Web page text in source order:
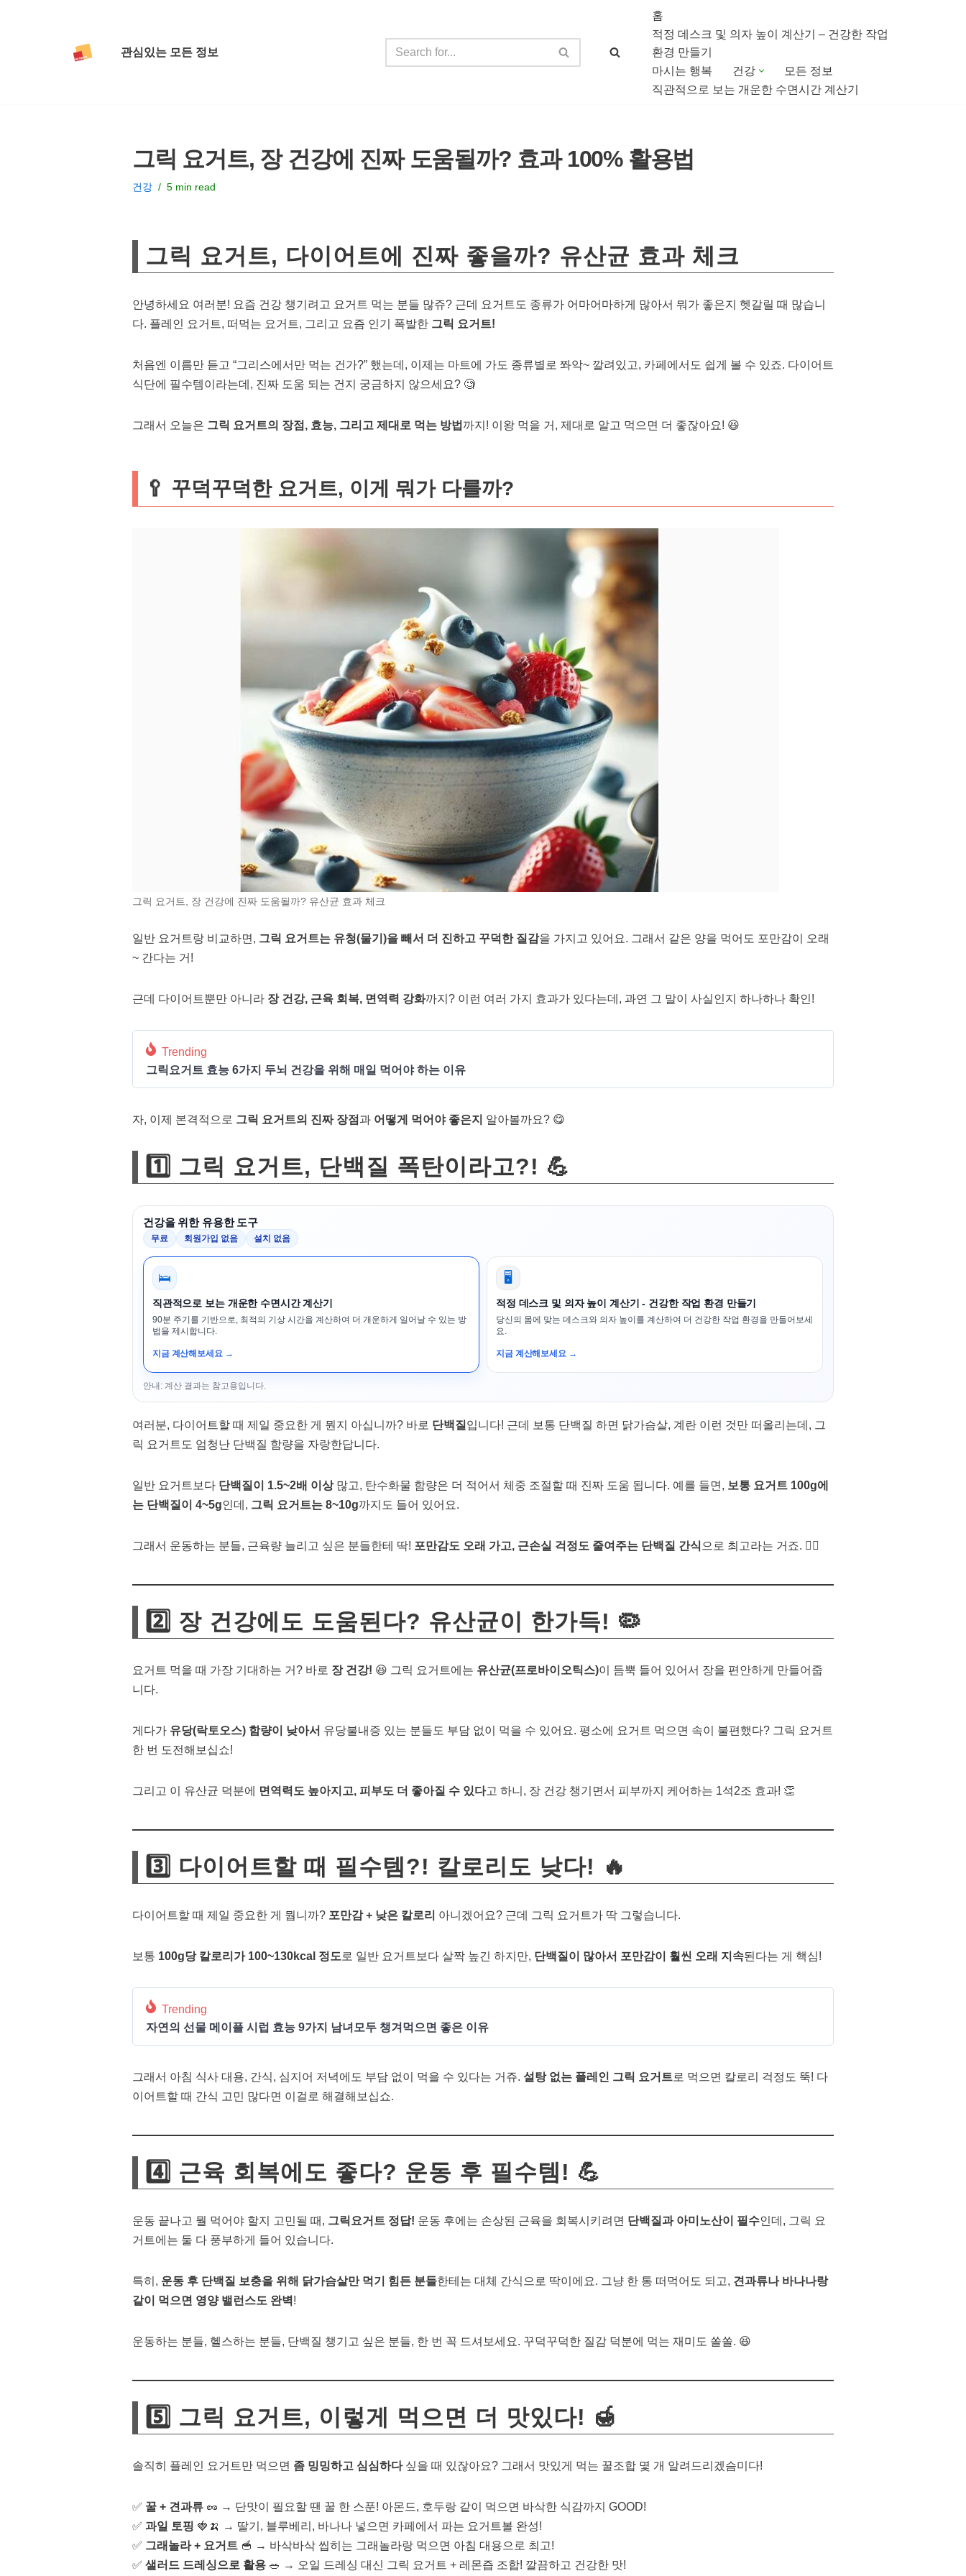
관심있는 모든 정보
홈
적정 데스크 및 의자 높이 계산기 – 건강한 작업
환경 만들기
마시는 행복
건강
모든 정보
직관적으로 보는 개운한 수면시간 계산기
그릭 요거트, 장 건강에 진짜 도움될까? 효과 100% 활용법
건강 5 min read
그릭 요거트, 다이어트에 진짜 좋을까? 유산균 효과 체크
안녕하세요 여러분! 요즘 건강 챙기려고 요거트 먹는 분들 많쥬? 근데 요거트도 종류가 어마어마하게 많아서 뭐가 좋은지 헷갈릴 때 많습니
다. 플레인 요거트, 떠먹는 요거트, 그리고 요즘 인기 폭발한 그릭 요거트!
처음엔 이름만 듣고 “그리스에서만 먹는 건가?” 했는데, 이제는 마트에 가도 종류별로 쫘악~ 깔려있고, 카페에서도 쉽게 볼 수 있죠. 다이어트
식단에 필수템이라는데, 진짜 도움 되는 건지 궁금하지 않으세요? 🧐
그래서 오늘은 그릭 요거트의 장점, 효능, 그리고 제대로 먹는 방법 까지! 이왕 먹을 거, 제대로 알고 먹으면 더 좋잖아요! 😆
🥄 꾸덕꾸덕한 요거트, 이게 뭐가 다를까?
그릭 요거트, 장 건강에 진짜 도움될까? 유산균 효과 체크
일반 요거트랑 비교하면, 그릭 요거트는 유청(물기)을 빼서 더 진하고 꾸덕한 질감을 가지고 있어요. 그래서 같은 양을 먹어도 포만감이 오래
~ 간다는 거!
근데 다이어트뿐만 아니라 장 건강, 근육 회복, 면역력 강화까지? 이런 여러 가지 효과가 있다는데, 과연 그 말이 사실인지 하나하나 확인!
Trending
그릭요거트 효능 6가지 두뇌 건강을 위해 매일 먹어야 하는 이유
자, 이제 본격적으로 그릭 요거트의 진짜 장점 과 어떻게 먹어야 좋은지 알아볼까요? 😋
1️⃣ 그릭 요거트, 단백질 폭탄이라고?! 💪
건강을 위한 유용한 도구
무료 회원가입 없음 설치 없음
🛌
직관적으로 보는 개운한 수면시간 계산기
90분 주기를 기반으로, 최적의 기상 시간을 계산하여 더 개운하게 일어날 수 있는 방
법을 제시합니다.
지금 계산해보세요 →
🖥️
적정 데스크 및 의자 높이 계산기 - 건강한 작업 환경 만들기
당신의 몸에 맞는 데스크와 의자 높이를 계산하여 더 건강한 작업 환경을 만들어보세
요.
지금 계산해보세요 →
안내: 계산 결과는 참고용입니다.
여러분, 다이어트할 때 제일 중요한 게 뭔지 아십니까? 바로 단백질 입니다! 근데 보통 단백질 하면 닭가슴살, 계란 이런 것만 떠올리는데, 그
릭 요거트도 엄청난 단백질 함량을 자랑한답니다.
일반 요거트보다 단백질이 1.5~2배 이상많고, 탄수화물 함량은 더 적어서 체중 조절할 때 진짜 도움 됩니다. 예를 들면, 보통 요거트 100g에
는 단백질이 4~5g인데, 그릭 요거트는 8~10g까지도 들어 있어요.
그래서 운동하는 분들, 근육량 늘리고 싶은 분들한테 딱! 포만감도 오래 가고, 근손실 걱정도 줄여주는 단백질 간식 으로 최고라는 거죠. 🏋️‍♂️
2️⃣ 장 건강에도 도움된다? 유산균이 한가득! 🦠
요거트 먹을 때 가장 기대하는 거? 바로 장 건강! 😆 그릭 요거트에는 유산균(프로바이오틱스)이 듬뿍 들어 있어서 장을 편안하게 만들어줍
니다.
게다가 유당(락토오스) 함량이 낮아서 유당불내증 있는 분들도 부담 없이 먹을 수 있어요. 평소에 요거트 먹으면 속이 불편했다? 그릭 요거트
한 번 도전해보십쇼!
그리고 이 유산균 덕분에 면역력도 높아지고, 피부도 더 좋아질 수 있다고 하니, 장 건강 챙기면서 피부까지 케어하는 1석2조 효과! 👏
3️⃣ 다이어트할 때 필수템?! 칼로리도 낮다! 🔥
다이어트할 때 제일 중요한 게 뭡니까? 포만감 + 낮은 칼로리 아니겠어요? 근데 그릭 요거트가 딱 그렇습니다.
보통 100g당 칼로리가 100~130kcal 정도 로 일반 요거트보다 살짝 높긴 하지만, 단백질이 많아서 포만감이 훨씬 오래 지속된다는 게 핵심!
Trending
자연의 선물 메이플 시럽 효능 9가지 남녀모두 챙겨먹으면 좋은 이유
그래서 아침 식사 대용, 간식, 심지어 저녁에도 부담 없이 먹을 수 있다는 거쥬. 설탕 없는 플레인 그릭 요거트로 먹으면 칼로리 걱정도 뚝! 다
이어트할 때 간식 고민 많다면 이걸로 해결해보십쇼.
4️⃣ 근육 회복에도 좋다? 운동 후 필수템! 💪
운동 끝나고 뭘 먹어야 할지 고민될 때, 그릭요거트 정답! 운동 후에는 손상된 근육을 회복시키려면 단백질과 아미노산이 필수인데, 그릭 요
거트에는 둘 다 풍부하게 들어 있습니다.
특히, 운동 후 단백질 보충을 위해 닭가슴살만 먹기 힘든 분들한테는 대체 간식으로 딱이에요. 그냥 한 통 떠먹어도 되고, 견과류나 바나나랑
같이 먹으면 영양 밸런스도 완벽 !
운동하는 분들, 헬스하는 분들, 단백질 챙기고 싶은 분들, 한 번 꼭 드셔보세요. 꾸덕꾸덕한 질감 덕분에 먹는 재미도 쏠쏠. 😆
5️⃣ 그릭 요거트, 이렇게 먹으면 더 맛있다! 🍯
솔직히 플레인 요거트만 먹으면 좀 밍밍하고 심심하다싶을 때 있잖아요? 그래서 맛있게 먹는 꿀조합 몇 개 알려드리겠슴미다!
✅ 꿀 + 견과류🥜 → 단맛이 필요할 땐 꿀 한 스푼! 아몬드, 호두랑 같이 먹으면 바삭한 식감까지 GOOD!
✅ 과일 토핑 🍓🍌 → 딸기, 블루베리, 바나나 넣으면 카페에서 파는 요거트볼 완성!
✅ 그래놀라 + 요거트🥣 → 바삭바삭 씹히는 그래놀라랑 먹으면 아침 대용으로 최고!
✅ 샐러드 드레싱으로 활용🥗 → 오일 드레싱 대신 그릭 요거트 + 레몬즙 조합! 깔끔하고 건강한 맛!